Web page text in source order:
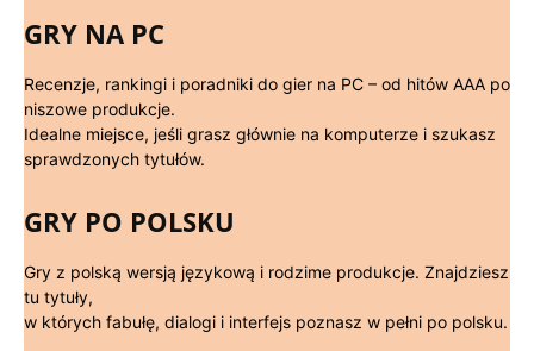
GRY NA PC
Recenzje, rankingi i poradniki do gier na PC – od hitów AAA po
niszowe produkcje.
Idealne miejsce, jeśli grasz głównie na komputerze i szukasz
sprawdzonych tytułów.
GRY PO POLSKU
Gry z polską wersją językową i rodzime produkcje. Znajdziesz
tu tytuły,
w których fabułę, dialogi i interfejs poznasz w pełni po polsku.